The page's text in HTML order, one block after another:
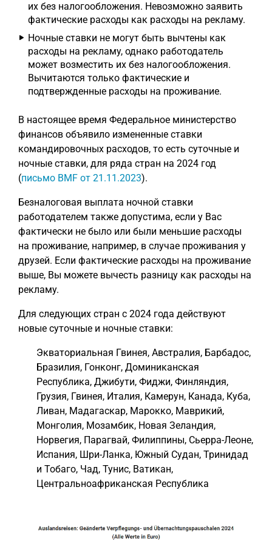
их без налогообложения. Невозможно заявить
фактические расходы как расходы на рекламу.
Ночные ставки не могут быть вычтены как
расходы на рекламу, однако работодатель
может возместить их без налогообложения.
Вычитаются только фактические и
подтвержденные расходы на проживание.
В настоящее время Федеральное министерство
финансов объявило измененные ставки
командировочных расходов, то есть суточные и
ночные ставки, для ряда стран на 2024 год
(письмо BMF от 21.11.2023).
Безналоговая выплата ночной ставки
работодателем также допустима, если у Вас
фактически не было или были меньшие расходы
на проживание, например, в случае проживания у
друзей. Если фактические расходы на проживание
выше, Вы можете вычесть разницу как расходы на
рекламу.
Для следующих стран с 2024 года действуют
новые суточные и ночные ставки:
Экваториальная Гвинея, Австралия, Барбадос,
Бразилия, Гонконг, Доминиканская
Республика, Джибути, Фиджи, Финляндия,
Грузия, Гвинея, Италия, Камерун, Канада, Куба,
Ливан, Мадагаскар, Марокко, Маврикий,
Монголия, Мозамбик, Новая Зеландия,
Норвегия, Парагвай, Филиппины, Сьерра-Леоне,
Испания, Шри-Ланка, Южный Судан, Тринидад
и Тобаго, Чад, Тунис, Ватикан,
Центральноафриканская Республика